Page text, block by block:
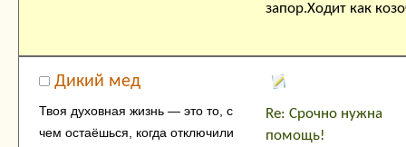
запор.Ходит как
Дикий мед
Твоя духовнaя жизнь — это тo, с
чем остaёшься, когда отключили
Re: Срочно нужна
помощь!